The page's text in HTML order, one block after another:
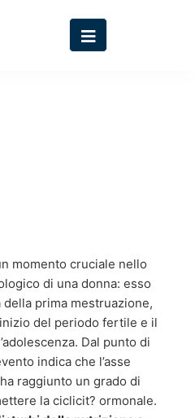
momento cruciale nello
di una donna: esso
prima mestruazione,
del periodo fertile e il
Dal punto di
indica che l’asse
raggiunto un grado di
la ciclicit? ormonale.